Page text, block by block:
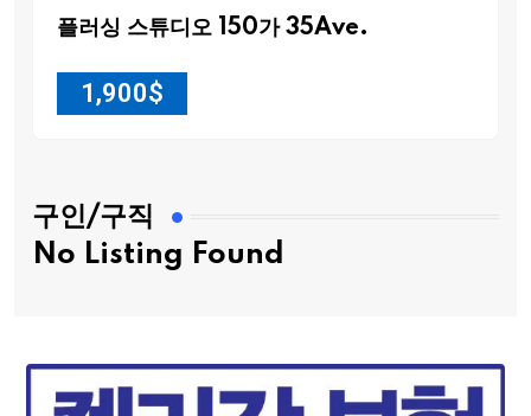
플러싱 스튜디오 150가 35Ave.
1,900$
구인/구직
No Listing Found